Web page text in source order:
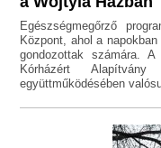
Egészségmegőrző
Központ, ahol a
gondozottak számára.
Kórházért
együttműködésében